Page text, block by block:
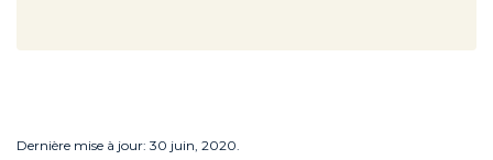
Dernière mise à jour: 30 juin, 2020.